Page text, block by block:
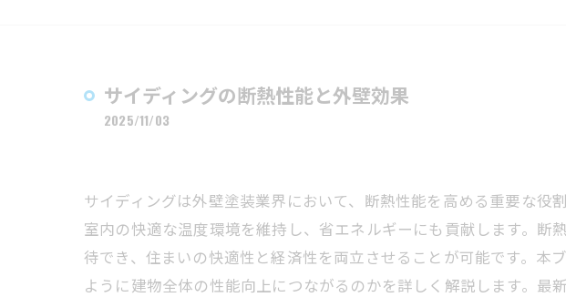
サイディングの断熱性能と外壁効果
2025/11/03
サイディングは外壁塗装業界において、断熱性能を高める重要な
室内の快適な温度環境を維持し、省エネルギーにも貢献します。
待でき、住まいの快適性と経済性を両立させることが可能です。
ように建物全体の性能向上につながるのかを詳しく解説します。